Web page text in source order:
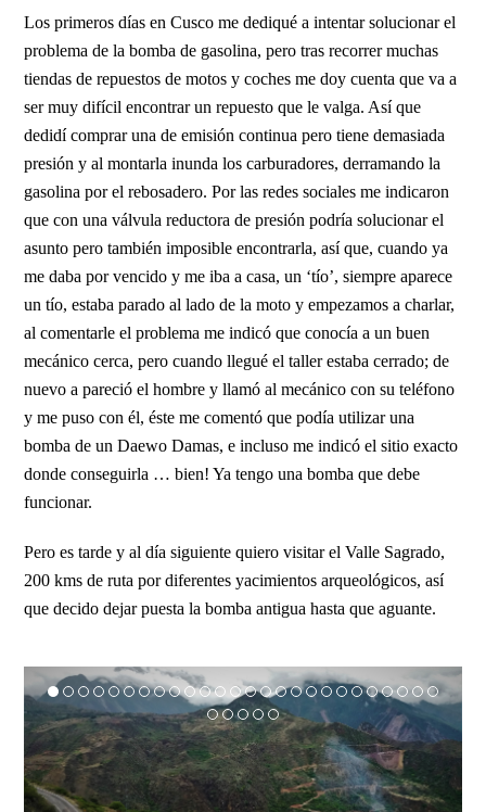
Los primeros días en Cusco me dediqué a intentar solucionar el
problema de la bomba de gasolina, pero tras recorrer muchas
tiendas de repuestos de motos y coches me doy cuenta que va a
ser muy difícil encontrar un repuesto que le valga. Así que
dedidí comprar una de emisión continua pero tiene demasiada
presión y al montarla inunda los carburadores, derramando la
gasolina por el rebosadero. Por las redes sociales me indicaron
que con una válvula reductora de presión podría solucionar el
asunto pero también imposible encontrarla, así que, cuando ya
me daba por vencido y me iba a casa, un ‘tío’, siempre aparece
un tío, estaba parado al lado de la moto y empezamos a charlar,
al comentarle el problema me indicó que conocía a un buen
mecánico cerca, pero cuando llegué el taller estaba cerrado; de
nuevo a pareció el hombre y llamó al mecánico con su teléfono
y me puso con él, éste me comentó que podía utilizar una
bomba de un Daewo Damas, e incluso me indicó el sitio exacto
donde conseguirla … bien! Ya tengo una bomba que debe
funcionar.
Pero es tarde y al día siguiente quiero visitar el Valle Sagrado,
200 kms de ruta por diferentes yacimientos arqueológicos, así
que decido dejar puesta la bomba antigua hasta que aguante.